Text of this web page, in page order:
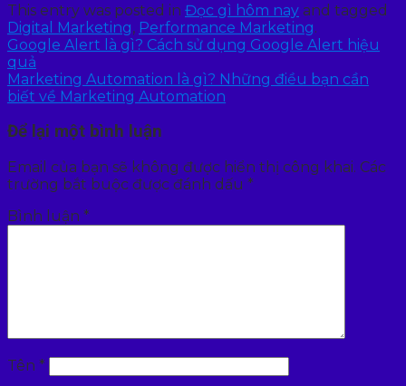
This entry was posted in Đọc gì hôm nay and tagged
Digital Marketing, Performance Marketing.
Google Alert là gì? Cách sử dụng Google Alert hiệu
quả
Marketing Automation là gì? Những điều bạn cần
biết về Marketing Automation
Để lại một bình luận
Email của bạn sẽ không được hiển thị công khai. Các
trường bắt buộc được đánh dấu *
Bình luận *
Tên *